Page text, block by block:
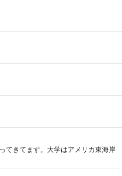
てきてます。大学はアメリカ東海岸